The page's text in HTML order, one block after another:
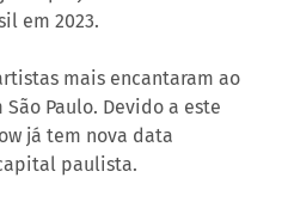
em 2023.
mais encantaram ao
Paulo. Devido a este
já tem nova data
paulista.